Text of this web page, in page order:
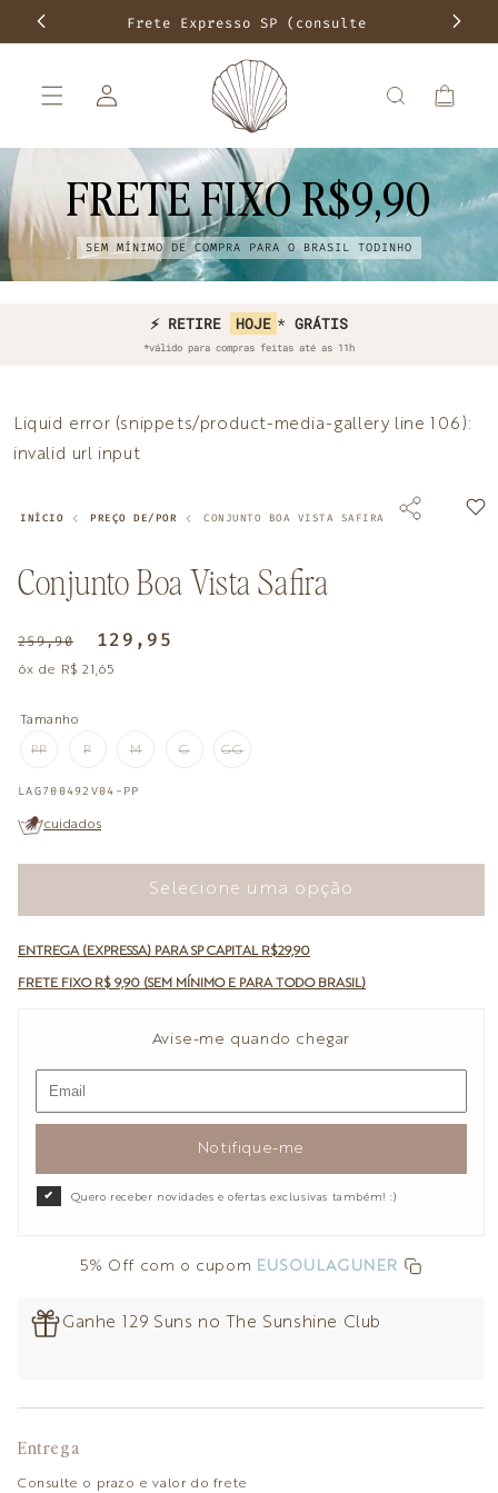
conteúdo
Frete Expresso SP (consulte
Frete
login
Carrinho
SEM MÍNIMO DE COMPRA PARA O BRASIL TODINHO
FRETE FIXO R$9,90
⚡ COMPRE HOJE E RECEBA AMANHÃ*
⚡ RETIRE HOJE * GRÁTIS
*válido para compras feitas até as 11h
Liquid error (snippets/product-media-gallery line 106):
invalid url input
INÍCIO PREÇO DE/POR CONJUNTO BOA VISTA SAFIRA
Conjunto Boa Vista Safira
Preço
normal
259,90
Preço
promocional
129,95
6x de R$ 21,65
Tamanho
PPVARIANTE
INDISPONÍVEL
PVARIANTE
INDISPONÍVEL
MVARIANTE
INDISPONÍVEL
GVARIANTE
GGVARIANTE
SKU:
LAG700492V04-PP
cuidados
Selecione uma opção
ENTREGA (EXPRESSA) PARA SP CAPITAL R$29,90
FRETE FIXO R$ 9,90 (SEM MÍNIMO E PARA TODO BRASIL)
Avise-me quando chegar
Notifique-me
Quero receber novidades e ofertas exclusivas também! :)
5% Off com o cupom EUSOULAGUNER
Ganhe 129 Suns no The Sunshine Club
Entrega
Consulte o prazo e valor do frete